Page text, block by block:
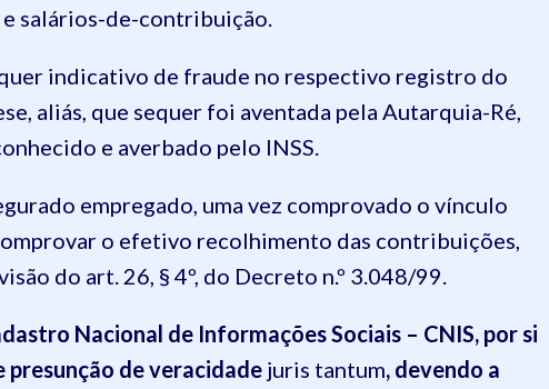
salários-de-contribuição.
indicativo de fraude no respectivo registro do
aliás, que sequer foi aventada pela Autarquia-Ré,
e averbado pelo INSS.
empregado, uma vez comprovado o vínculo
o efetivo recolhimento das contribuições,
do art. 26, § 4º, do Decreto n.º 3.048/99.
Nacional de Informações Sociais – CNIS, por si
de veracidade juris tantum, devendo a